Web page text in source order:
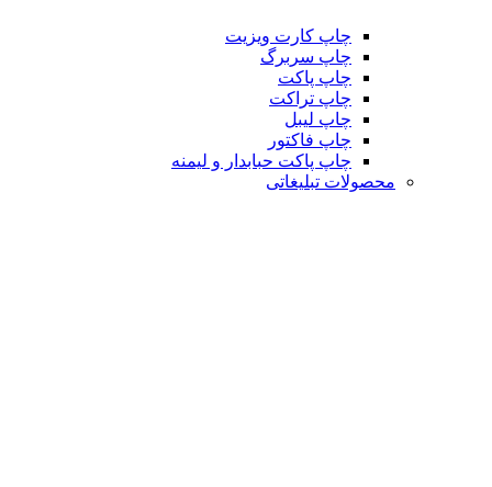
چاپ کارت ویزیت
چاپ سربرگ
چاپ پاکت
چاپ تراکت
چاپ لیبل
چاپ فاکتور
چاپ پاکت حبابدار و لیمنه
محصولات تبلیغاتی